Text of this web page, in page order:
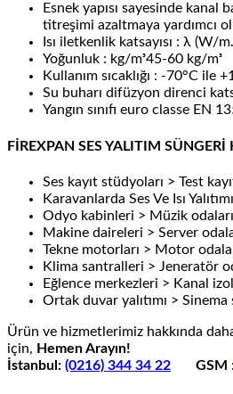
Esnek yapısı sayesinde kanal
titreşimi azaltmaya yardımcı
Isı iletkenlik katsayısı : λ (W/
Yoğunluk : kg/mᶟ45-60 kg/mᶟ
Kullanım sıcaklığı : -70°C ile
Su buharı difüzyon direnci
Yangın sınıfı euro classe EN
FİREXPAN SES YALITIM
Ses kayıt stüdyoları > Test
Karavanlarda Ses Ve Isı Yalıtımı
Odyo kabinleri > Müzik odaları
Makine daireleri > Server
Tekne motorları > Motor
Klima santralleri > Jeneratör
Eğlence merkezleri > Kanal
Ortak duvar yalıtımı > Sinema
Ürün ve hizmetlerimiz hakkında
için, Hemen Arayın!
İstanbul: (0216) 344 34 22 GSM